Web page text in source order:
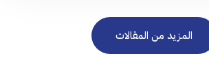
المزيد من المقالات